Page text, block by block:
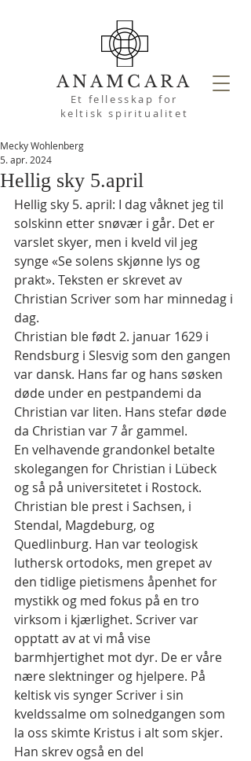
ANAMCARA
Et fellesskap for
keltisk spiritualitet
Hellig sky 5.april
Mecky Wohlenberg
5. apr. 2024
Hellig sky 5. april: I dag våknet jeg til
solskinn etter snøvær i går. Det er
varslet skyer, men i kveld vil jeg
synge «Se solens skjønne lys og
prakt». Teksten er skrevet av
Christian Scriver som har minnedag i
dag.
Christian ble født 2. januar 1629 i
Rendsburg i Slesvig som den gangen
var dansk. Hans far og hans søsken
døde under en pestpandemi da
Christian var liten. Hans stefar døde
da Christian var 7 år gammel.
En velhavende grandonkel betalte
skolegangen for Christian i Lübeck
og så på universitetet i Rostock.
Christian ble prest i Sachsen, i
Stendal, Magdeburg, og
Quedlinburg. Han var teologisk
luthersk ortodoks, men grepet av
den tidlige pietismens åpenhet for
mystikk og med fokus på en tro
virksom i kjærlighet. Scriver var
opptatt av at vi må vise
barmhjertighet mot dyr. De er våre
nære slektninger og hjelpere. På
keltisk vis synger Scriver i sin
kveldssalme om solnedgangen som
la oss skimte Kristus i alt som skjer.
Han skrev også en del